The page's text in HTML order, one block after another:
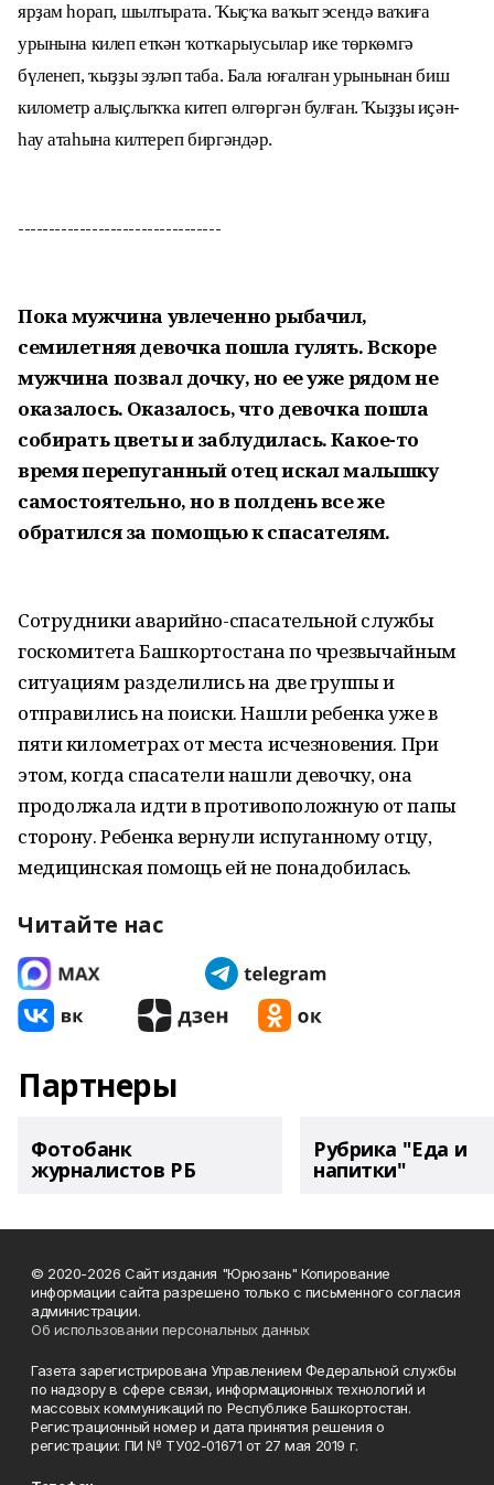
ярҙам һорап, шылтырата. Ҡыҫҡа ваҡыт эсендә ваҡиға
урынына килеп еткән ҡотҡарыусылар ике төркөмгә
бүленеп, ҡыҙҙы эҙләп таба. Бала юғалған урынынан биш
километр алыҫлыҡҡа китеп өлгөргән булған. Ҡыҙҙы иҫән-
һау атаһына килтереп биргәндәр.
---------------------------------
Пока мужчина увлеченно рыбачил,
семилетняя девочка пошла гулять. Вскоре
мужчина позвал дочку, но ее уже рядом не
оказалось. Оказалось, что девочка пошла
собирать цветы и заблудилась. Какое-то
время перепуганный отец искал малышку
самостоятельно, но в полдень все же
обратился за помощью к спасателям.
Сотрудники аварийно-спасательной службы
госкомитета Башкортостана по чрезвычайным
ситуациям разделились на две группы и
отправились на поиски. Нашли ребенка уже в
пяти километрах от места исчезновения. При
этом, когда спасатели нашли девочку, она
продолжала идти в противоположную от папы
сторону. Ребенка вернули испуганному отцу,
медицинская помощь ей не понадобилась.
Читайте нас
Партнеры
Фотобанк
журналистов РБ
Рубрика "Еда и
напитки"
© 2020-2026 Сайт издания "Юрюзань" Копирование
информации сайта разрешено только с письменного согласия
администрации.
Об использовании персональных данных
Газета зарегистрирована Управлением Федеральной службы
по надзору в сфере связи, информационных технологий и
массовых коммуникаций по Республике Башкортостан.
Регистрационный номер и дата принятия решения о
регистрации: ПИ № ТУ02-01671 от 27 мая 2019 г.